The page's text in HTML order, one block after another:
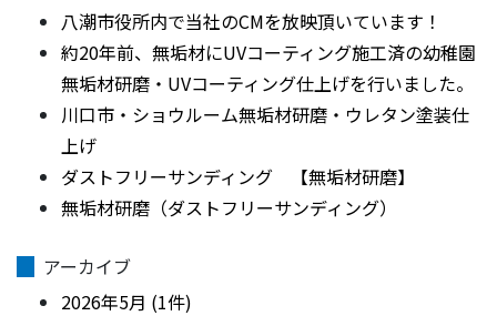
八潮市役所内で当社のCMを放映頂いています！
約20年前、無垢材にUVコーティング施工済の幼稚園
無垢材研磨・UVコーティング仕上げを行いました。
川口市・ショウルーム無垢材研磨・ウレタン塗装仕
上げ
ダストフリーサンディング 【無垢材研磨】
無垢材研磨（ダストフリーサンディング）
アーカイブ
2026年5月 (1件)